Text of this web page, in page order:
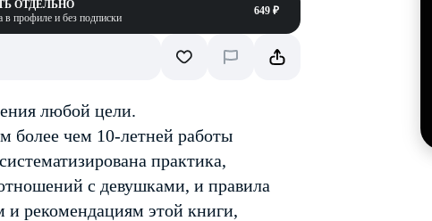
ОТДЕЛЬНО
в профиле и без подписки
649 ₽
любой цели.
более чем 10-летней работы
практика,
с девушками, и правила
и рекомендациям этой книги,